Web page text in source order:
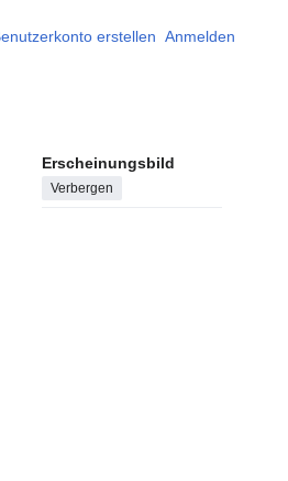
erstellen Anmelden
Erscheinungsbild
Verbergen